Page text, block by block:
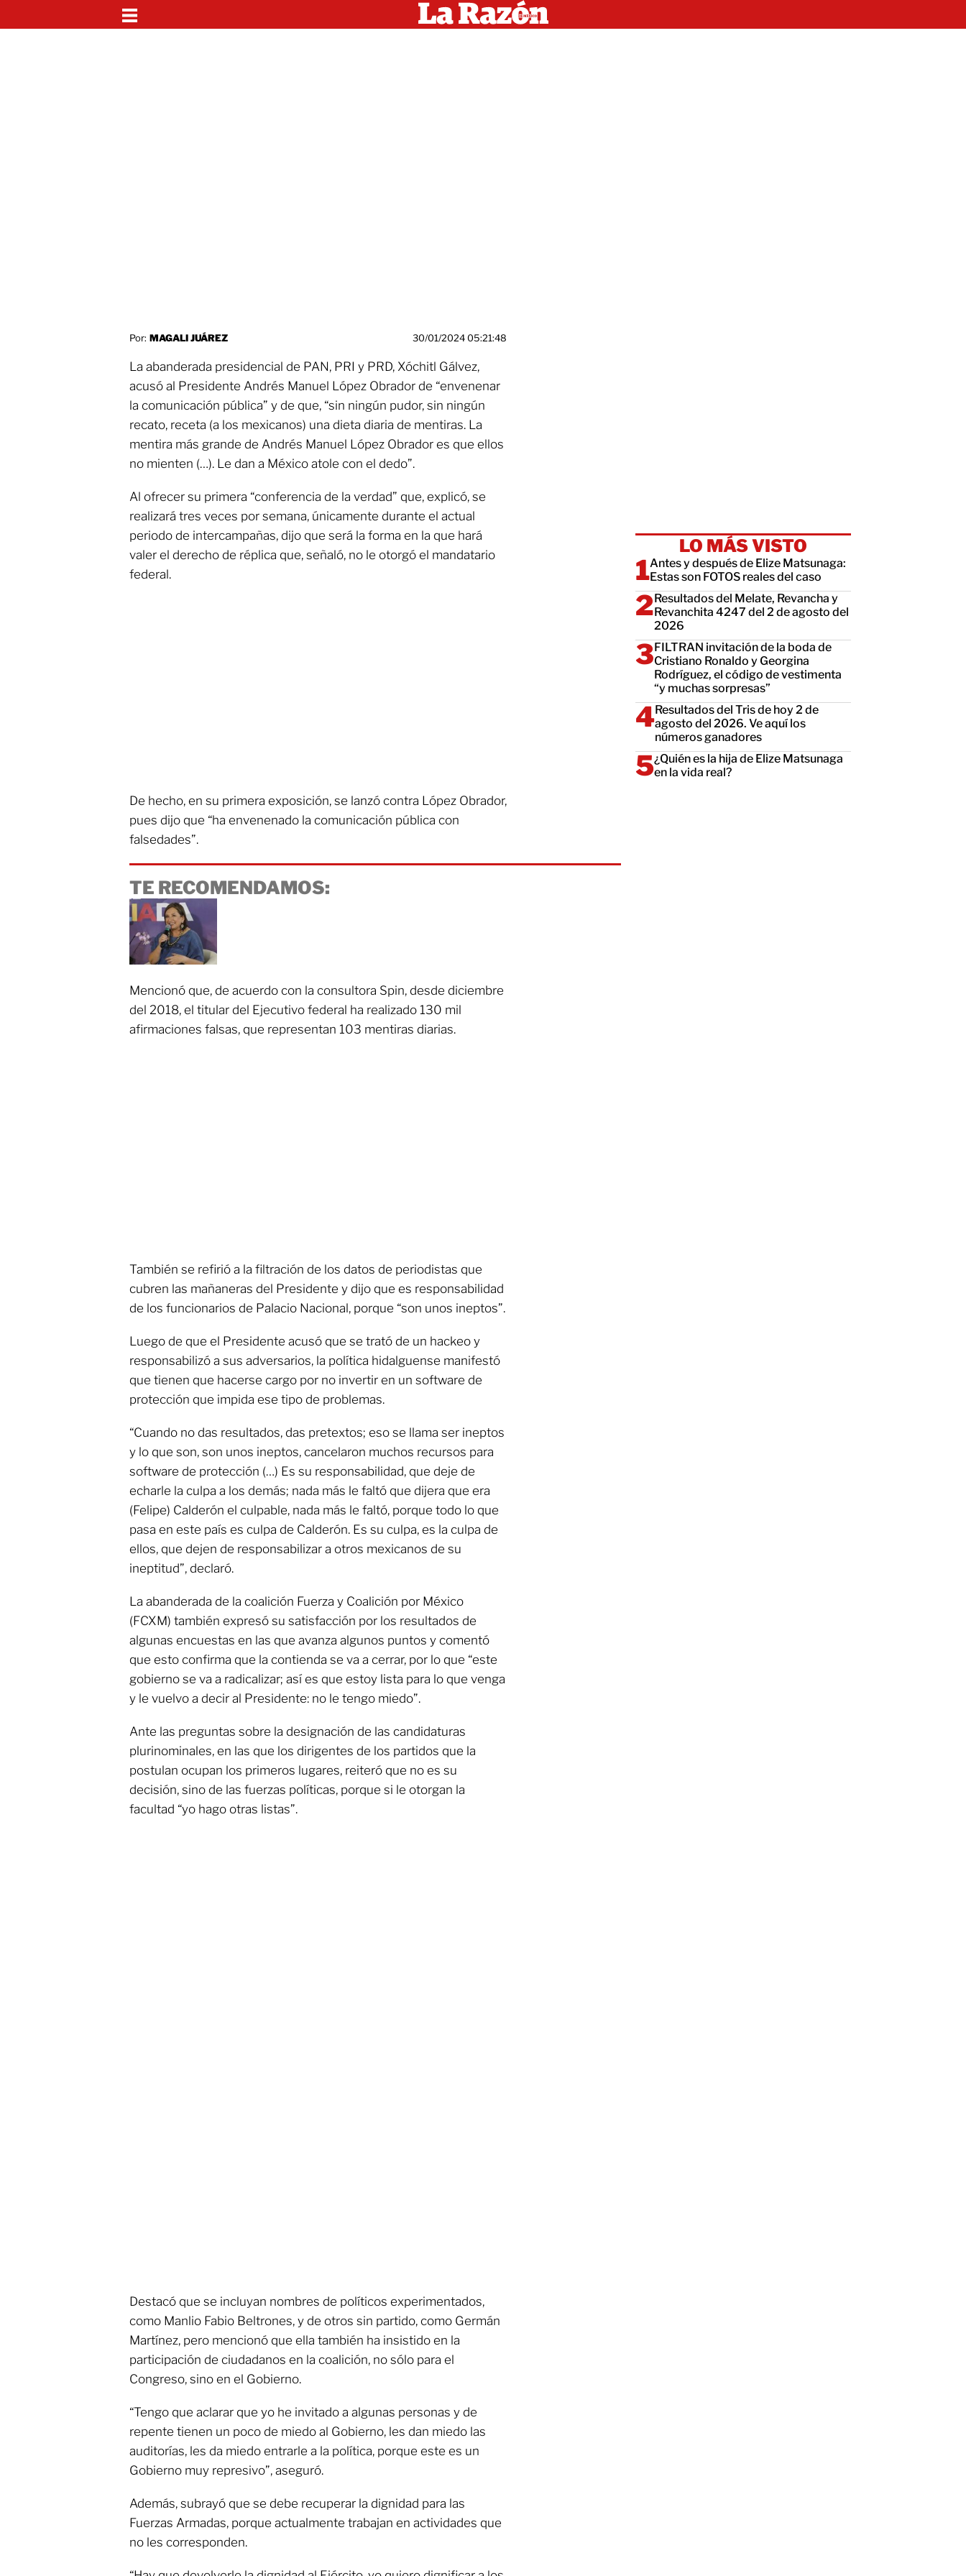
Por: MAGALI JUÁREZ 30/01/2024 05:21:48
La abanderada presidencial de PAN, PRI y PRD, Xóchitl Gálvez,
acusó al Presidente Andrés Manuel López Obrador de “envenenar
la comunicación pública” y de que, “sin ningún pudor, sin ningún
recato, receta (a los mexicanos) una dieta diaria de mentiras. La
mentira más grande de Andrés Manuel López Obrador es que ellos
no mienten (…). Le dan a México atole con el dedo”.
Al ofrecer su primera “conferencia de la verdad” que, explicó, se
realizará tres veces por semana, únicamente durante el actual
periodo de intercampañas, dijo que será la forma en la que hará
valer el derecho de réplica que, señaló, no le otorgó el mandatario
federal.
De hecho, en su primera exposición, se lanzó contra López Obrador,
pues dijo que “ha envenenado la comunicación pública con
falsedades”.
TE RECOMENDAMOS:
Mencionó que, de acuerdo con la consultora Spin, desde diciembre
del 2018, el titular del Ejecutivo federal ha realizado 130 mil
afirmaciones falsas, que representan 103 mentiras diarias.
También se refirió a la filtración de los datos de periodistas que
cubren las mañaneras del Presidente y dijo que es responsabilidad
de los funcionarios de Palacio Nacional, porque “son unos ineptos”.
Luego de que el Presidente acusó que se trató de un hackeo y
responsabilizó a sus adversarios, la política hidalguense manifestó
que tienen que hacerse cargo por no invertir en un software de
protección que impida ese tipo de problemas.
“Cuando no das resultados, das pretextos; eso se llama ser ineptos
y lo que son, son unos ineptos, cancelaron muchos recursos para
software de protección (…) Es su responsabilidad, que deje de
echarle la culpa a los demás; nada más le faltó que dijera que era
(Felipe) Calderón el culpable, nada más le faltó, porque todo lo que
pasa en este país es culpa de Calderón. Es su culpa, es la culpa de
ellos, que dejen de responsabilizar a otros mexicanos de su
ineptitud”, declaró.
La abanderada de la coalición Fuerza y Coalición por México
(FCXM) también expresó su satisfacción por los resultados de
algunas encuestas en las que avanza algunos puntos y comentó
que esto confirma que la contienda se va a cerrar, por lo que “este
gobierno se va a radicalizar; así es que estoy lista para lo que venga
y le vuelvo a decir al Presidente: no le tengo miedo”.
Ante las preguntas sobre la designación de las candidaturas
plurinominales, en las que los dirigentes de los partidos que la
postulan ocupan los primeros lugares, reiteró que no es su
decisión, sino de las fuerzas políticas, porque si le otorgan la
facultad “yo hago otras listas”.
Destacó que se incluyan nombres de políticos experimentados,
como Manlio Fabio Beltrones, y de otros sin partido, como Germán
Martínez, pero mencionó que ella también ha insistido en la
participación de ciudadanos en la coalición, no sólo para el
Congreso, sino en el Gobierno.
“Tengo que aclarar que yo he invitado a algunas personas y de
repente tienen un poco de miedo al Gobierno, les dan miedo las
auditorías, les da miedo entrarle a la política, porque este es un
Gobierno muy represivo”, aseguró.
Además, subrayó que se debe recuperar la dignidad para las
Fuerzas Armadas, porque actualmente trabajan en actividades que
no les corresponden.
LO MÁS VISTO
Antes y después de Elize Matsunaga:
Estas son FOTOS reales del caso
Resultados del Melate, Revancha y
Revanchita 4247 del 2 de agosto del
2026
FILTRAN invitación de la boda de
Cristiano Ronaldo y Georgina
Rodríguez, el código de vestimenta
“y muchas sorpresas”
Resultados del Tris de hoy 2 de
agosto del 2026. Ve aquí los
números ganadores
¿Quién es la hija de Elize Matsunaga
en la vida real?